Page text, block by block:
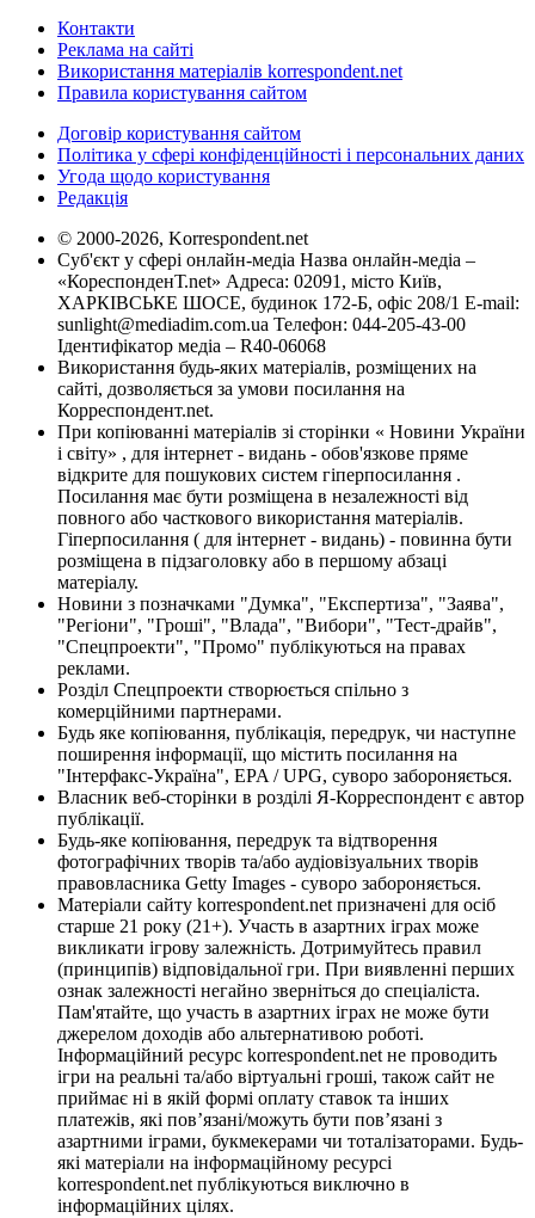
Контакти
Реклама на сайті
Використання матеріалів korrespondent.net
Правила користування сайтом
Договір користування сайтом
Політика у сфері конфіденційності і персональних даних
Угода щодо користування
Редакція
© 2000-2026, Korrespondent.net
Суб'єкт у сфері онлайн-медіа Назва онлайн-медіа –
«КореспонденТ.net» Адреса: 02091, місто Київ,
ХАРКІВСЬКЕ ШОСЕ, будинок 172-Б, офіс 208/1 E-mail:
sunlight@mediadim.com.ua Телефон: 044-205-43-00
Ідентифікатор медіа – R40-06068
Використання будь-яких матеріалів, розміщених на
сайті, дозволяється за умови посилання на
Корреспондент.net.
При копіюванні матеріалів зі сторінки « Новини України
і світу» , для інтернет - видань - обов'язкове пряме
відкрите для пошукових систем гіперпосилання .
Посилання має бути розміщена в незалежності від
повного або часткового використання матеріалів.
Гіперпосилання ( для інтернет - видань) - повинна бути
розміщена в підзаголовку або в першому абзаці
матеріалу.
Новини з позначками "Думка", "Експертиза", "Заява",
"Регіони", "Гроші", "Влада", "Вибори", "Тест-драйв",
"Спецпроекти", "Промо" публікуються на правах
реклами.
Розділ Спецпроекти створюється спільно з
комерційними партнерами.
Будь яке копіювання, публікація, передрук, чи наступне
поширення інформації, що містить посилання на
"Інтерфакс-Україна", EPA / UPG, суворо забороняється.
Власник веб-сторінки в розділі Я-Корреспондент є автор
публікації.
Будь-яке копіювання, передрук та відтворення
фотографічних творів та/або аудіовізуальних творів
правовласника Getty Images - суворо забороняється.
Матеріали сайту korrespondent.net призначені для осіб
старше 21 року (21+). Участь в азартних іграх може
викликати ігрову залежність. Дотримуйтесь правил
(принципів) відповідальної гри. При виявленні перших
ознак залежності негайно зверніться до спеціаліста.
Пам'ятайте, що участь в азартних іграх не може бути
джерелом доходів або альтернативою роботі.
Інформаційний ресурс korrespondent.net не проводить
ігри на реальні та/або віртуальні гроші, також сайт не
приймає ні в якій формі оплату ставок та інших
платежів, які пов’язані/можуть бути пов’язані з
азартними іграми, букмекерами чи тоталізаторами. Будь-
які матеріали на інформаційному ресурсі
korrespondent.net публікуються виключно в
інформаційних цілях.